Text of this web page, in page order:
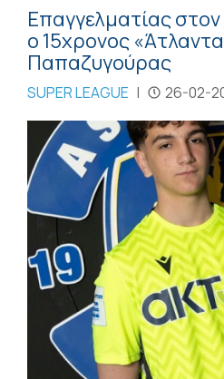
Επαγγελματίας
ο 15χρονος
Παπαζυγούρας
SUPER LEAGUE | 26-02-